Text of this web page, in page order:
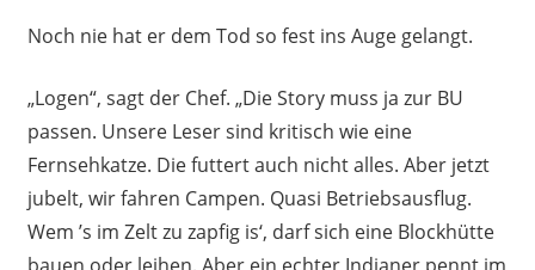
Noch nie hat er dem Tod so fest ins Auge gelangt.
„Logen“, sagt der Chef. „Die Story muss ja zur BU
passen. Unsere Leser sind kritisch wie eine
Fernsehkatze. Die futtert auch nicht alles. Aber jetzt
jubelt, wir fahren Campen. Quasi Betriebsausflug.
Wem ’s im Zelt zu zapfig is‘, darf sich eine Blockhütte